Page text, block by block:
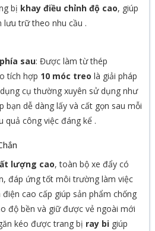
bị khay điều chỉnh độ cao, giúp
lưu trữ theo nhu cầu .
sau: Được làm từ thép
tích hợp 10 móc treo là giải pháp
cụ thường xuyên sử dụng như
bạn dễ dàng lấy và cất gọn sau mỗi
quả công việc đáng kể .
lượng cao, toàn bộ xe đẩy có
đáp ứng tốt môi trường làm việc
cao cấp giúp sản phẩm chống
độ bền và giữ được vẻ ngoài mới
kéo được trang bị ray bigiúp